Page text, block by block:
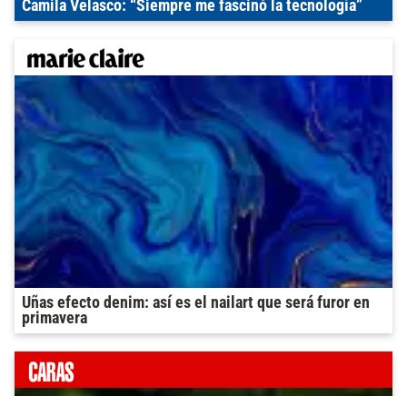
Camila Velasco: “Siempre me fascinó la tecnología”
Uñas efecto denim: así es el nailart que será furor en
primavera